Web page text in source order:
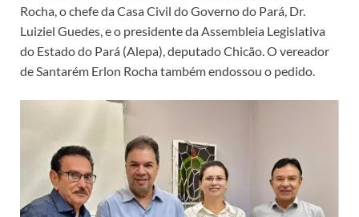
Rocha, o chefe da Casa Civil do Governo do Pará, Dr.
Luiziel Guedes, e o presidente da Assembleia Legislativa
do Estado do Pará (Alepa), deputado Chicão. O vereador
de Santarém Erlon Rocha também endossou o pedido.